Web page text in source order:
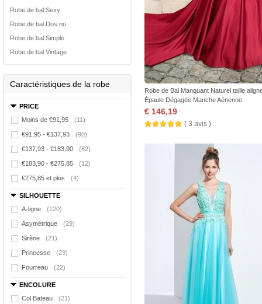
Robe de bal Sexy
Robe de bal Dos nu
Robe de bal Simple
Robe de bal Vintage
Caractéristiques de la robe
PRICE
Moins de €91,95
(11)
€91,95 - €137,93 (90)
€137,93 - €183,90 (82)
€183,90 - €275,85 (12)
€275,85 et plus (4)
SILHOUETTE
A-ligne
(120)
Asymétrique (29)
Sirène (21)
Princesse (29)
Fourreau (22)
ENCOLURE
Col Bateau
(21)
Robe de Bal Manquant Naturel taille
Épaule Dégagée Manche Aérienne
€ 146,19
( 3 avis )